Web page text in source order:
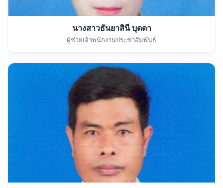
นางสาวธันยาสินี บุดดา
ผู้ช่วยเจ้าพนักงานประชาสัมพันธ์